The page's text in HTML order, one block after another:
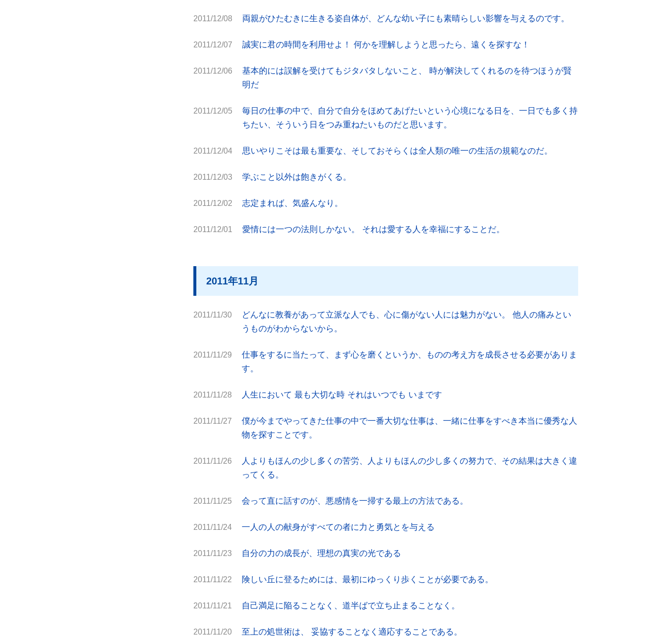
2011/12/08 両親がひたむきに生きる姿自体が、どんな幼い子にも素晴らしい影響を与えるのです。
2011/12/07 誠実に君の時間を利用せよ！ 何かを理解しようと思ったら、遠くを探すな！
2011/12/06
基本的には誤解を受けてもジタバタしないこと、 時が解決してくれるのを待つほうが賢
明だ
2011/12/05
毎日の仕事の中で、自分で自分をほめてあげたいという心境になる日を、一日でも多く持
ちたい、そういう日をつみ重ねたいものだと思います。
2011/12/04 思いやりこそは最も重要な、そしておそらくは全人類の唯一の生活の規範なのだ。
2011/12/03 学ぶこと以外は飽きがくる。
2011/12/02 志定まれば、気盛んなり。
2011/12/01 愛情には一つの法則しかない。 それは愛する人を幸福にすることだ。
2011年11月
2011/11/30
どんなに教養があって立派な人でも、心に傷がない人には魅力がない。 他人の痛みとい
うものがわからないから。
2011/11/29
仕事をするに当たって、まず心を磨くというか、ものの考え方を成長させる必要がありま
す。
2011/11/28 人生において 最も大切な時 それはいつでも いまです
2011/11/27
僕が今までやってきた仕事の中で一番大切な仕事は、一緒に仕事をすべき本当に優秀な人
物を探すことです。
2011/11/26
人よりもほんの少し多くの苦労、人よりもほんの少し多くの努力で、その結果は大きく違
ってくる。
2011/11/25 会って直に話すのが、悪感情を一掃する最上の方法である。
2011/11/24 一人の人の献身がすべての者に力と勇気とを与える
2011/11/23 自分の力の成長が、理想の真実の光である
2011/11/22 険しい丘に登るためには、最初にゆっくり歩くことが必要である。
2011/11/21 自己満足に陥ることなく、道半ばで立ち止まることなく。
2011/11/20 至上の処世術は、 妥協することなく適応することである。